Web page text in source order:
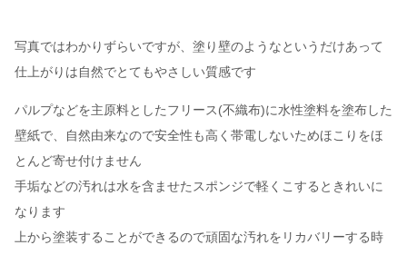
写真ではわかりずらいですが、塗り壁のようなというだけあって
仕上がりは自然でとてもやさしい質感です
パルプなどを主原料としたフリース(不織布)に水性塗料を塗布した
壁紙で、自然由来なので安全性も高く帯電しないためほこりをほ
とんど寄せ付けません
手垢などの汚れは水を含ませたスポンジで軽くこするときれいに
なります
上から塗装することができるので頑固な汚れをリカバリーする時